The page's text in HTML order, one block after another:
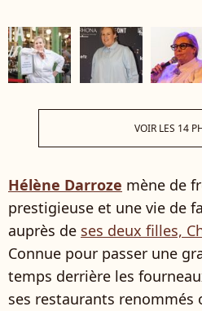
VOIR LES 14
Hélène Darroze mène de
prestigieuse et une vie de
auprès de ses deux filles,
Connue pour passer une
temps derrière les
ses restaurants renommés